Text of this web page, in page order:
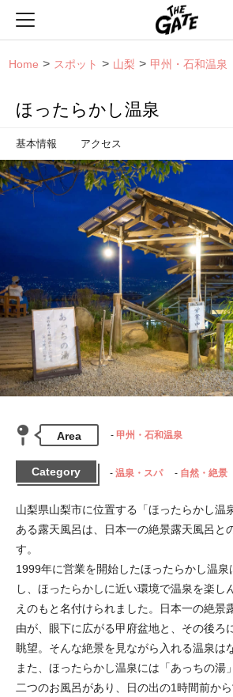
Home スポット 山梨 甲州・石和温泉
ほったらかし温泉
基本情報 アクセス
Area 甲州・石和温泉
Category 温泉・スパ 自然・絶景
山梨県山梨市に位置する「ほったらかし温
ある露天風呂は、日本一の絶景露天風呂と
す。
1999年に営業を開始したほったらかし温泉
し、ほったらかしに近い環境で温泉を楽し
えのもと名付けられました。日本一の絶景
由が、眼下に広がる甲府盆地と、その後ろ
眺望。そんな絶景を見ながら入れる温泉は
また、ほったらかし温泉には「あっちの湯
二つのお風呂があり、日の出の1時間前か